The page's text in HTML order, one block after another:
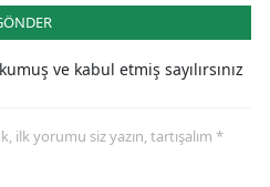
ve kabul etmiş sayılırsınız
ilk yorumu siz yazın, tartışalım *